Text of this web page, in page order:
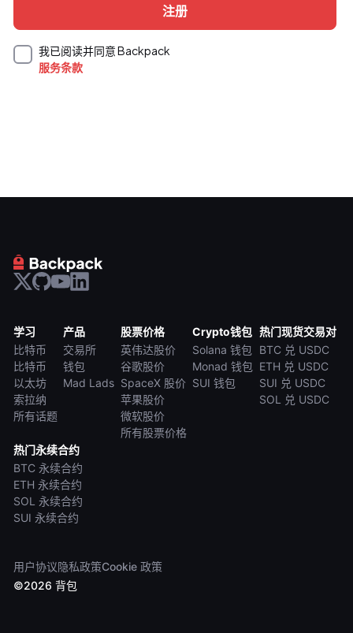
我已阅读并同意 Backpack
服务条款
学习
比特币
比特币
以太坊
索拉纳
所有话题
产品
交易所
钱包
Mad Lads
股票价格
英伟达股价
谷歌股价
SpaceX 股价
苹果股价
微软股价
所有股票价格
Crypto钱包
Solana 钱包
Monad 钱包
SUI 钱包
热门现货交易对
BTC 兑 USDC
ETH 兑 USDC
SUI 兑 USDC
SOL 兑 USDC
热门永续合约
BTC 永续合约
ETH 永续合约
SOL 永续合约
SUI 永续合约
用户协议隐私政策Cookie 政策
©2026 背包